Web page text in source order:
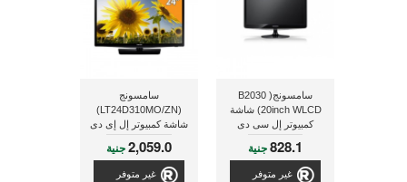
سامسونج( B2030
20inch WLCD) شاشة
كمبيوتر إل سى دى
828.1جنية
غير متوفر
سامسونج
(LT24D310MO/ZN)
شاشة كمبيوتر إل إى دى
مقاس 23.6 بوصة
2,059.0جنية
غير متوفر